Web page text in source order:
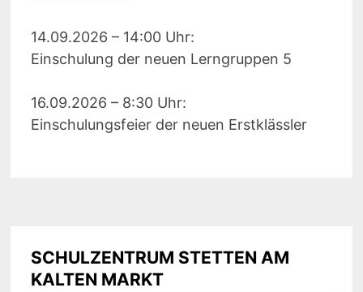
14.09.2026 – 14:00 Uhr:
Einschulung der neuen Lerngruppen 5
16.09.2026 – 8:30 Uhr:
Einschulungsfeier der neuen Erstklässler
SCHULZENTRUM STETTEN AM
KALTEN MARKT